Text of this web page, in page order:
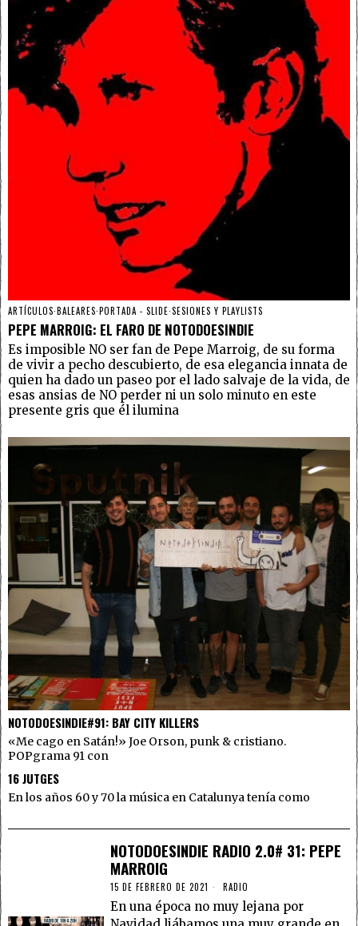
ARTÍCULOS·BALEARES·PORTADA - SLIDE·SESIONES Y PLAYLISTS
PEPE MARROIG: EL FARO DE NOTODOESINDIE
Es imposible NO ser fan de Pepe Marroig, de su forma
de vivir a pecho descubierto, de esa elegancia innata de
quien ha dado un paseo por el lado salvaje de la vida, de
esas ansias de NO perder ni un solo minuto en este
presente gris que él ilumina
NOTODOESINDIE#91: BAY CITY KILLERS
«Me cago en Satán!» Joe Orson, punk & cristiano.
POPgrama 91 con
16 JUTGES
En los años 60 y 70 la música en Catalunya tenía como
NOTODOESINDIE RADIO 2.0# 31: PEPE
MARROIG
15 DE FEBRERO DE 2021 RADIO
En una época no muy lejana por